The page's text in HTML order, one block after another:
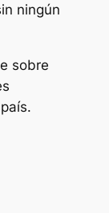
ningún
sobre